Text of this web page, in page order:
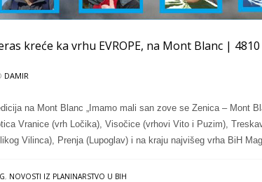
kreće ka vrhu EVROPE, na Mont Blanc |
DAMIR
na Mont Blanc „Imamo mali san zove se Zenica – Mont
Vranice (vrh Ločika), Visočice (vrhovi Vito i Puzim),
Vilinca), Prenja (Lupoglav) i na kraju najvišeg vrha BiH
, NOVOSTI IZ PLANINARSTVO U BIH